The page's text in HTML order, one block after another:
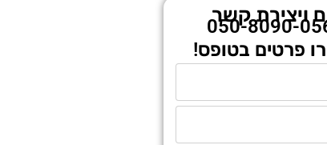
ויצירת קשר
050-8090-
פרטים בטופס!